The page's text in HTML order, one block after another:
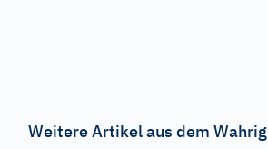
Weitere Artikel aus dem Wahrig